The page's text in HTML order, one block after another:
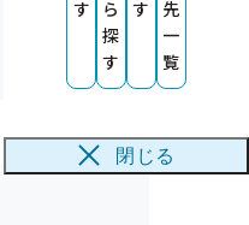
す
ら
探
す
す
先
一
覧
閉じる